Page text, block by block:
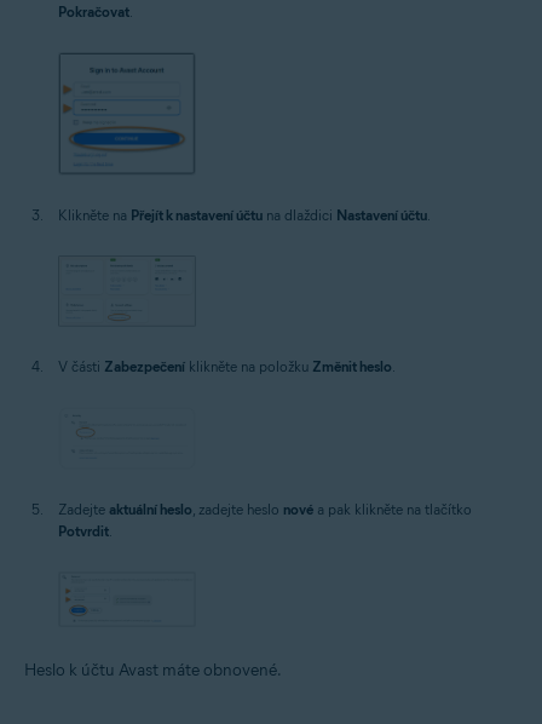
Pokračovat
Klikněte na Přejít k nastavení účtu na dlaždici Nastavení účtu
V části Zabezpečení klikněte na položku Změnit heslo
Zadejte aktuální heslo , zadejte heslo nové a pak klikněte na tlačítko
Potvrdit
Heslo k účtu Avast máte obnovené.